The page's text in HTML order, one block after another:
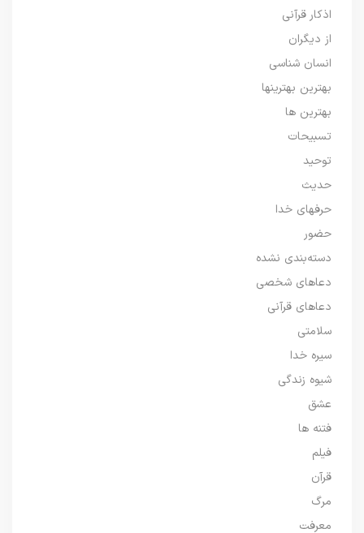
اذکار قرآنی
از دیگران
انسان شناسی
بهترین بهترینها
بهترین ها
تسبیحات
توحید
حدیث
حرفهای خدا
حضور
دسته‌بندی نشده
دعاهای شخصی
دعاهای قرآنی
سلامتی
سیره خدا
شیوه زندگی
عشق
فتنه ها
فیلم
قرآن
مرگ
معرفت